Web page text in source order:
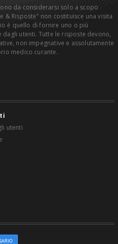
da considerarsi solo a scopo
& Risposte" non costituisce una visita
è quello di fornire uno o più
utenti. Tutte le risposte devono,
non impegnative e assolutamente
medico curante.
utenti